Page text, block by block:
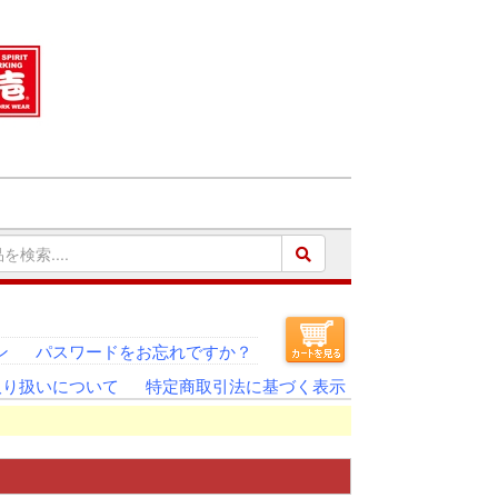
パスワードをお忘れですか？
扱いについて
特定商取引法に基づく表示